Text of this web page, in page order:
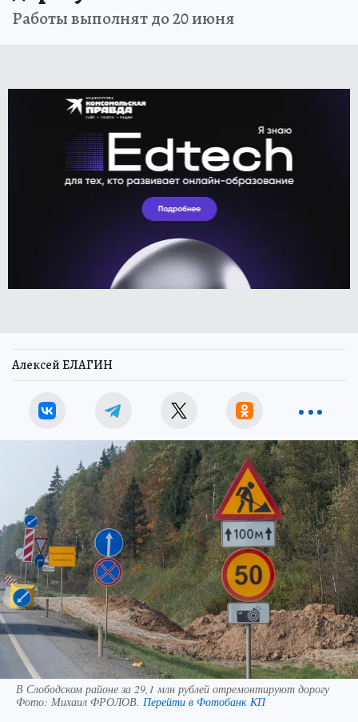
Работы выполнят до 20 июня
Алексей ЕЛАГИН
В Слободском районе за 29,1 млн рублей отремонтируют дорогу
Фото: Михаил ФРОЛОВ. Перейти в Фотобанк КП